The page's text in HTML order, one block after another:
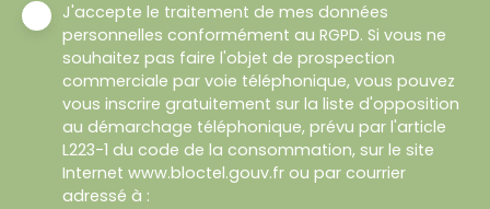
J'accepte le traitement de mes données
personnelles conformément au RGPD. Si vous ne
souhaitez pas faire l'objet de prospection
commerciale par voie téléphonique, vous pouvez
vous inscrire gratuitement sur la liste d'opposition
au démarchage téléphonique, prévu par l'article
L223-1 du code de la consommation, sur le site
Internet www.bloctel.gouv.fr ou par courrier
adressé à :